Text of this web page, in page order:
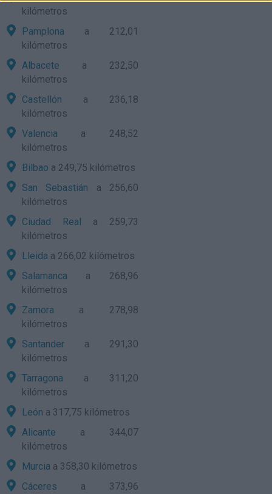
kilómetros
Pamplona a 212,01
kilómetros
Albacete a 232,50
kilómetros
Castellón a 236,18
kilómetros
Valencia a 248,52
kilómetros
Bilbao a 249,75 kilómetros
San Sebastián a 256,60
kilómetros
Ciudad Real a 259,73
kilómetros
Lleida a 266,02 kilómetros
Salamanca a 268,96
kilómetros
Zamora a 278,98
kilómetros
Santander a 291,30
kilómetros
Tarragona a 311,20
kilómetros
León a 317,75 kilómetros
Alicante a 344,07
kilómetros
Murcia a 358,30 kilómetros
Cáceres a 373,96